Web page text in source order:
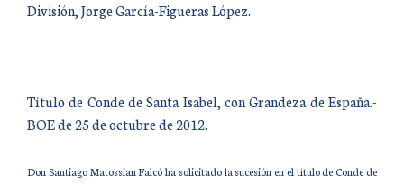
División, Jorge García-Figueras López.
Título de Conde de Santa Isabel, con Grandeza de España.-
BOE de 25 de octubre de 2012.
Don Santiago Matossian Falcó ha solicitado la sucesión en el título de Conde de